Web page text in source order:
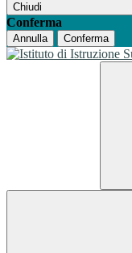
Chiudi
Conferma
Annulla Conferma